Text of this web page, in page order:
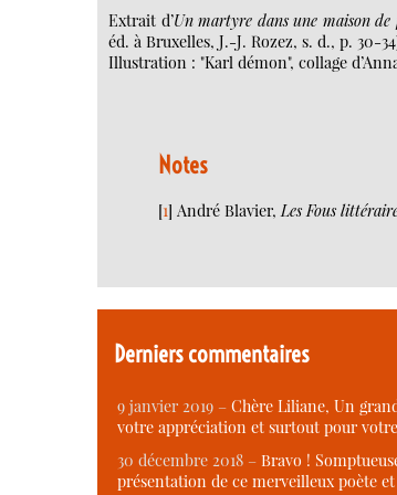
Extrait d’Un martyre dans une maison de
éd. à Bruxelles, J.-J. Rozez, s. d., p. 30-
Illustration : "Karl démon", collage
Notes
[1] André Blavier, Les Fous
Derniers commentaires
9 janvier 2019 – Chère Liliane, Un
votre appréciation et surtout pour
30 décembre 2018 – Bravo !
présentation de ce merveilleux poète